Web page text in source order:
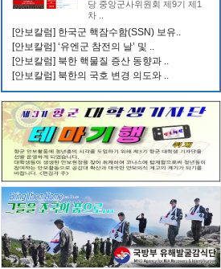
당 중앙군사위원회 제9기 제1
차 ..
[안보칼럼] 한국군 핵잠수함(SSN) 보유..
[안보칼럼] ‘유엔군 참전의 날’ 및 ..
[안보칼럼] 북한 핵물질 증산 동향과 ..
[안보칼럼] 북한의 국호 변경 의도와 ..